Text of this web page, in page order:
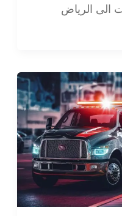
الى الرياض